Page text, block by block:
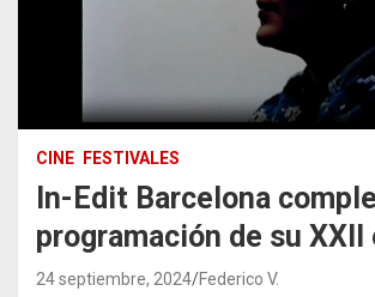
CINE FESTIVALES
In-Edit Barcelona
programación de su XXII
24 septiembre, 2024 Federico V.